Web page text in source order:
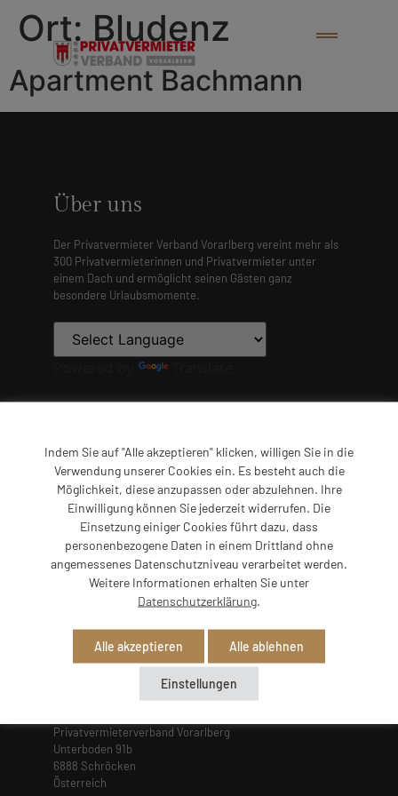
Ort: Bludenz
Apartment Bachmann
Über uns
Der Privatvermieter Verband Vorarlberg vereint mehr als
300 Privatvermieterinnen und Privatvermieter unter
einem Dach und ermöglicht seinen Gästen ganz
besondere Urlaubsmomente.
Entdecken
Home
Verband
Gastgeber
Regionen
Privatvermieterverband Vorarlberg
Unterboden 91b
6888 Schröcken
Österreich
Indem Sie auf "Alle akzeptieren" klicken, willigen Sie in die
Verwendung unserer Cookies ein. Es besteht auch die
Möglichkeit, diese anzupassen oder abzulehnen. Ihre
Einwilligung können Sie jederzeit widerrufen. Die
Einsetzung einiger Cookies führt dazu, dass
personenbezogene Daten in einem Drittland ohne
angemessenes Datenschutzniveau verarbeitet werden.
Weitere Informationen erhalten Sie unter
Datenschutzerklärung
Alle akzeptieren Alle ablehnen
Einstellungen